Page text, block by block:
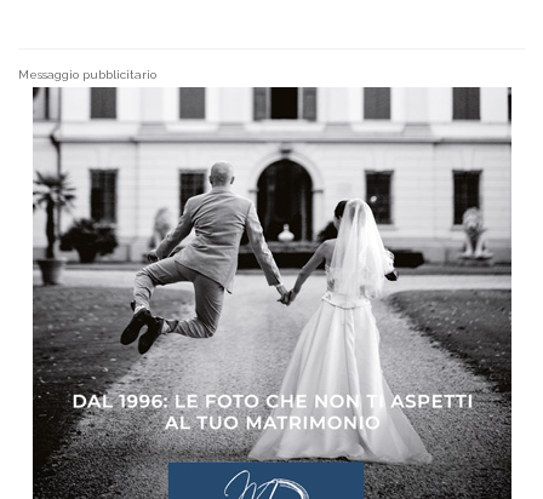
Messaggio pubblicitario